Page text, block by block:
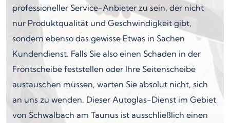
professioneller Service-Anbieter zu sein, der nicht
nur Produktqualität und Geschwindigkeit gibt,
sondern ebenso das gewisse Etwas in Sachen
Kundendienst. Falls Sie also einen Schaden in der
Frontscheibe feststellen oder Ihre Seitenscheibe
austauschen müssen, warten Sie absolut nicht, sich
an uns zu wenden. Dieser Autoglas-Dienst im Gebiet
von Schwalbach am Taunus ist ausschließlich einen